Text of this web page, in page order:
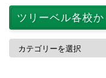
ツリーベル各校